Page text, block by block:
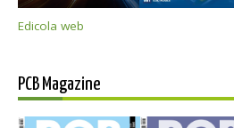
Edicola web
PCB Magazine